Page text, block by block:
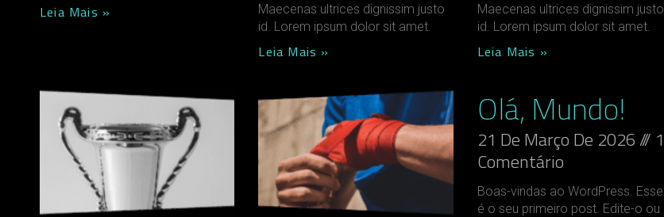
Leia Mais »
Maecenas ultrices dignissim justo
id. Lorem ipsum dolor sit amet.
Leia Mais »
Maecenas ultrices dignissim justo
id. Lorem ipsum dolor sit amet.
Leia Mais »
Olá, Mundo!
21 De Março De 2026
1
Comentário
Boas-vindas ao WordPress. Esse
é o seu primeiro post. Edite-o ou